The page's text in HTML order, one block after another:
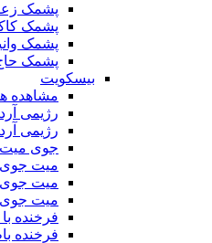
پشمک
پشمک
پشمک وانیل
پشمک حاج
بیسکویت
مشاهده
رژیمی
رژیمی
جوی میت
میت جوی
میت جوی
میت
فرخنده
فرخنده